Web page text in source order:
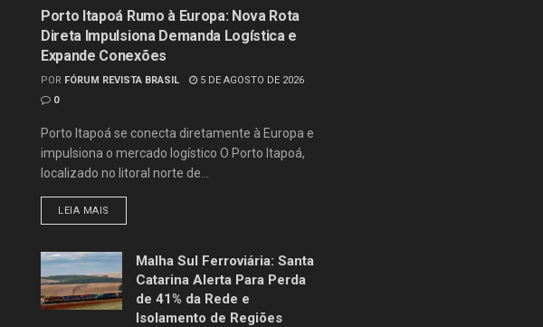
Porto Itapoá Rumo à Europa: Nova Rota
Direta Impulsiona Demanda Logística e
Expande Conexões
POR FÓRUM REVISTA BRASIL
5 DE AGOSTO DE 2026
0
Porto Itapoá se conecta diretamente à Europa e
impulsiona o mercado logístico O Porto Itapoá,
localizado no litoral norte de...
LEIA MAIS
Malha Sul Ferroviária: Santa
Catarina Alerta Para Perda
de 41% da Rede e
Isolamento de Regiões